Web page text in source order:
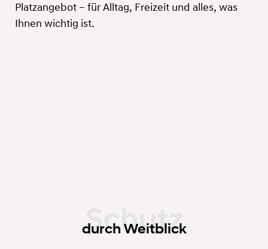
Platzangebot – für Alltag, Freizeit und alles, was
Ihnen wichtig ist.
durch Weitblick